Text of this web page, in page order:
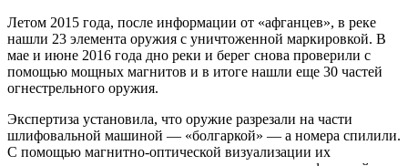
Летом 2015 года, после информации от «афганцев», в реке
нашли 23 элемента оружия с уничтоженной маркировкой. В
мае и июне 2016 года дно реки и берег снова проверили с
помощью мощных магнитов и в итоге нашли еще 30 частей
огнестрельного оружия.
Экспертиза установила, что оружие разрезали на части
шлифовальной машиной — «болгаркой» — а номера спилили.
С помощью магнитно-оптической визуализации их